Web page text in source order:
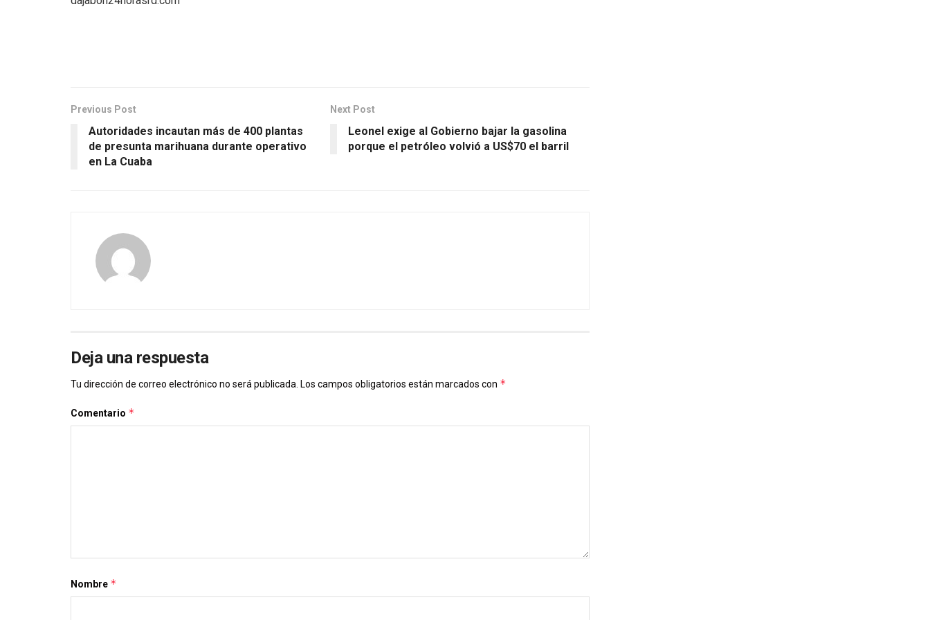
Previous Post
Autoridades incautan más de 400 plantas
de presunta marihuana durante operativo
en La Cuaba
Next Post
Leonel exige al Gobierno bajar la gasolina
porque el petróleo volvió a US$70 el barril
Deja una respuesta
Tu dirección de correo electrónico no será publicada. Los campos obligatorios están marcados con *
Comentario *
Nombre *